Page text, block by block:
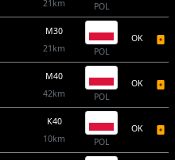
21km
POL
M30
21km
POL
OK
M40
42km
POL
OK
K40
10km
POL
OK